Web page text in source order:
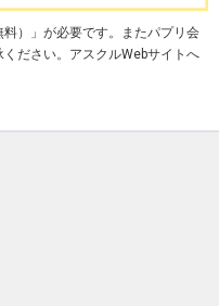
）」が必要です。またパプリ会
ださい。アスクルWebサイトへ